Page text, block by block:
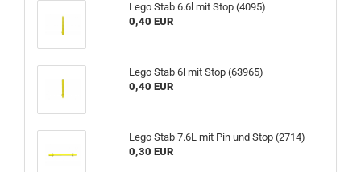
Lego Stab 6.6l mit Stop (4095)
0,40 EUR
Lego Stab 6l mit Stop (63965)
0,40 EUR
Lego Stab 7.6L mit Pin und Stop (2714)
0,30 EUR